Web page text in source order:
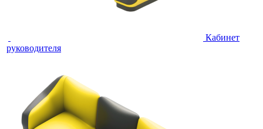
Кабинет
руководителя